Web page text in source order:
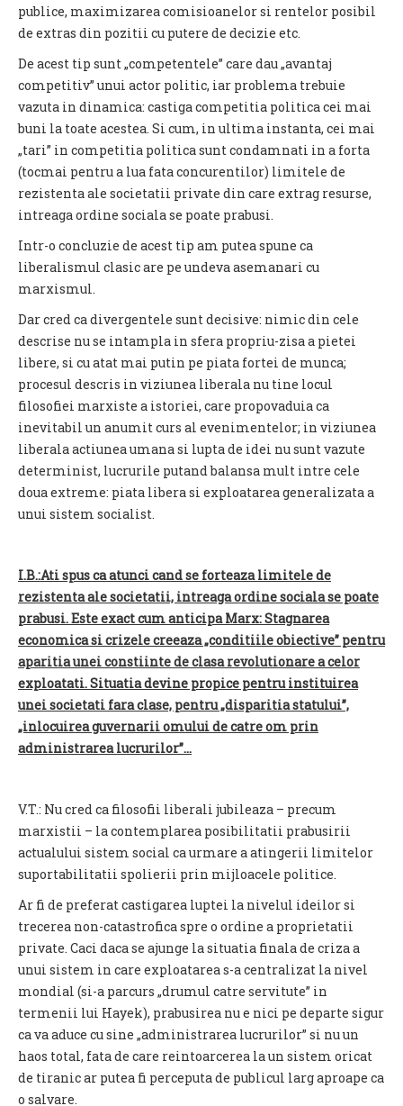
publice, maximizarea comisioanelor si rentelor posibil
de extras din pozitii cu putere de decizie etc.
De acest tip sunt „competentele” care dau „avantaj
competitiv” unui actor politic, iar problema trebuie
vazuta in dinamica: castiga competitia politica cei mai
buni la toate acestea. Si cum, in ultima instanta, cei mai
„tari” in competitia politica sunt condamnati in a forta
(tocmai pentru a lua fata concurentilor) limitele de
rezistenta ale societatii private din care extrag resurse,
intreaga ordine sociala se poate prabusi.
Intr-o concluzie de acest tip am putea spune ca
liberalismul clasic are pe undeva asemanari cu
marxismul.
Dar cred ca divergentele sunt decisive: nimic din cele
descrise nu se intampla in sfera propriu-zisa a pietei
libere, si cu atat mai putin pe piata fortei de munca;
procesul descris in viziunea liberala nu tine locul
filosofiei marxiste a istoriei, care propovaduia ca
inevitabil un anumit curs al evenimentelor; in viziunea
liberala actiunea umana si lupta de idei nu sunt vazute
determinist, lucrurile putand balansa mult intre cele
doua extreme: piata libera si exploatarea generalizata a
unui sistem socialist.
I.B.:Ati spus ca atunci cand se forteaza limitele de
rezistenta ale societatii, intreaga ordine sociala se poate
prabusi. Este exact cum anticipa Marx: Stagnarea
economica si crizele creeaza „conditiile obiective” pentru
aparitia unei constiinte de clasa revolutionare a celor
exploatati. Situatia devine propice pentru instituirea
unei societati fara clase, pentru „disparitia statului”,
„inlocuirea guvernarii omului de catre om prin
administrarea lucrurilor”...
V.T.: Nu cred ca filosofii liberali jubileaza – precum
marxistii – la contemplarea posibilitatii prabusirii
actualului sistem social ca urmare a atingerii limitelor
suportabilitatii spolierii prin mijloacele politice.
Ar fi de preferat castigarea luptei la nivelul ideilor si
trecerea non-catastrofica spre o ordine a proprietatii
private. Caci daca se ajunge la situatia finala de criza a
unui sistem in care exploatarea s-a centralizat la nivel
mondial (si-a parcurs „drumul catre servitute” in
termenii lui Hayek), prabusirea nu e nici pe departe sigur
ca va aduce cu sine „administrarea lucrurilor” si nu un
haos total, fata de care reintoarcerea la un sistem oricat
de tiranic ar putea fi perceputa de publicul larg aproape ca
o salvare.